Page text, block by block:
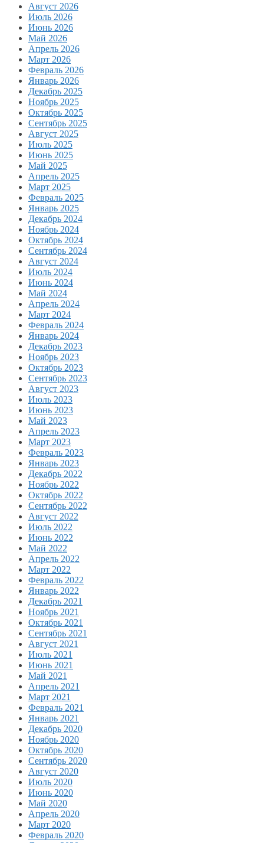
Август 2026
Июль 2026
Июнь 2026
Май 2026
Апрель 2026
Март 2026
Февраль 2026
Январь 2026
Декабрь 2025
Ноябрь 2025
Октябрь 2025
Сентябрь 2025
Август 2025
Июль 2025
Июнь 2025
Май 2025
Апрель 2025
Март 2025
Февраль 2025
Январь 2025
Декабрь 2024
Ноябрь 2024
Октябрь 2024
Сентябрь 2024
Август 2024
Июль 2024
Июнь 2024
Май 2024
Апрель 2024
Март 2024
Февраль 2024
Январь 2024
Декабрь 2023
Ноябрь 2023
Октябрь 2023
Сентябрь 2023
Август 2023
Июль 2023
Июнь 2023
Май 2023
Апрель 2023
Март 2023
Февраль 2023
Январь 2023
Декабрь 2022
Ноябрь 2022
Октябрь 2022
Сентябрь 2022
Август 2022
Июль 2022
Июнь 2022
Май 2022
Апрель 2022
Март 2022
Февраль 2022
Январь 2022
Декабрь 2021
Ноябрь 2021
Октябрь 2021
Сентябрь 2021
Август 2021
Июль 2021
Июнь 2021
Май 2021
Апрель 2021
Март 2021
Февраль 2021
Январь 2021
Декабрь 2020
Ноябрь 2020
Октябрь 2020
Сентябрь 2020
Август 2020
Июль 2020
Июнь 2020
Май 2020
Апрель 2020
Март 2020
Февраль 2020